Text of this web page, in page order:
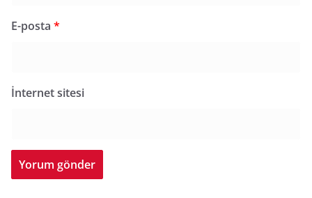
E-posta *
İnternet sitesi